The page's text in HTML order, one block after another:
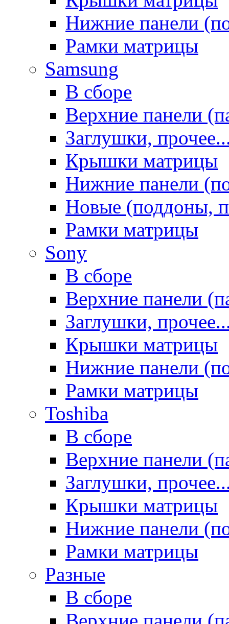
Нижние панели
Рамки матрицы
Samsung
В сборе
Верхние панели
Заглушки,
Крышки матрицы
Нижние панели
Новые (поддоны,
Рамки матрицы
Sony
В сборе
Верхние панели
Заглушки,
Крышки матрицы
Нижние панели
Рамки матрицы
Toshiba
В сборе
Верхние панели
Заглушки,
Крышки матрицы
Нижние панели
Рамки матрицы
Разные
В сборе